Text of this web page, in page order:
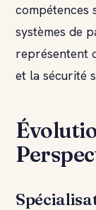
compétences
systèmes de
représentent
et la sécurité